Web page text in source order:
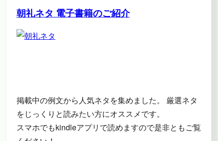
朝礼ネタ 電子書籍のご紹介
掲載中の例文から人気ネタを集めました。 厳選ネタ
をじっくりと読みたい方にオススメです。
スマホでもkindleアプリで読めますので是非ともご覧